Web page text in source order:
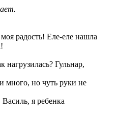
радость! Еле-еле нашла
Гульнар,
много, но чуть руки не
я ребенка